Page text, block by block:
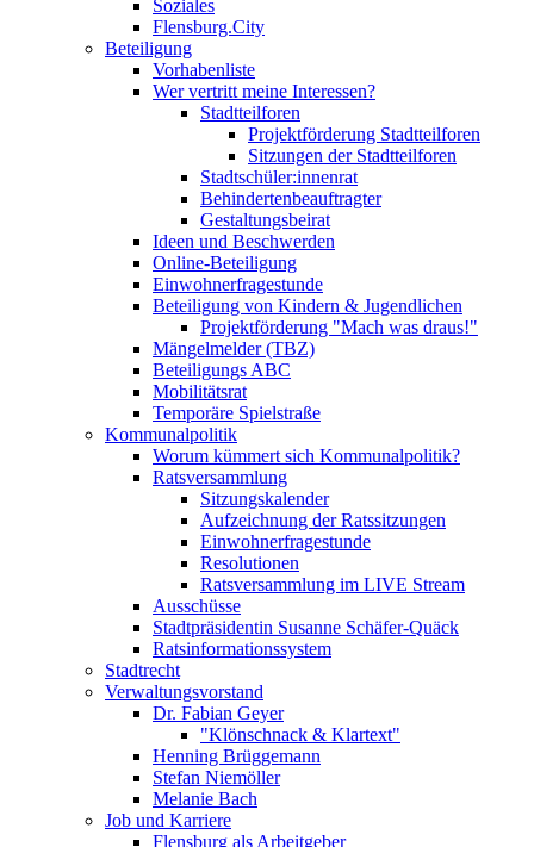
Soziales
Flensburg.City
Beteiligung
Vorhabenliste
Wer vertritt meine Interessen?
Stadtteilforen
Projektförderung Stadtteilforen
Sitzungen der Stadtteilforen
Stadtschüler:innenrat
Behindertenbeauftragter
Gestaltungsbeirat
Ideen und Beschwerden
Online-Beteiligung
Einwohnerfragestunde
Beteiligung von Kindern & Jugendlichen
Projektförderung "Mach was draus!"
Mängelmelder (TBZ)
Beteiligungs ABC
Mobilitätsrat
Temporäre Spielstraße
Kommunalpolitik
Worum kümmert sich Kommunalpolitik?
Ratsversammlung
Sitzungskalender
Aufzeichnung der Ratssitzungen
Einwohnerfragestunde
Resolutionen
Ratsversammlung im LIVE Stream
Ausschüsse
Stadtpräsidentin Susanne Schäfer-Quäck
Ratsinformationssystem
Stadtrecht
Verwaltungsvorstand
Dr. Fabian Geyer
"Klönschnack & Klartext"
Henning Brüggemann
Stefan Niemöller
Melanie Bach
Job und Karriere
Flensburg als Arbeitgeber